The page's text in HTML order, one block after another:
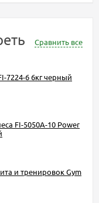
Сравнить все
7224-6 6кг черный
FI-5050A-10 Power
и тренировок Gym